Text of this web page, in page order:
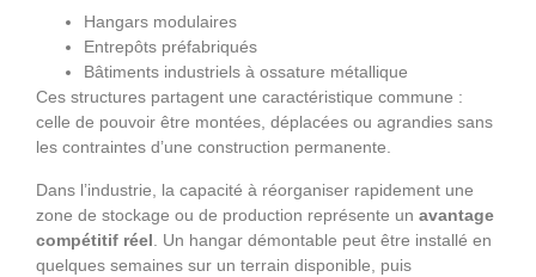
Hangars modulaires
Entrepôts préfabriqués
Bâtiments industriels à ossature métallique
Ces structures partagent une caractéristique commune :
celle de pouvoir être montées, déplacées ou agrandies sans
les contraintes d’une construction permanente.
Dans l’industrie, la capacité à réorganiser rapidement une
zone de stockage ou de production représente un avantage
compétitif réel . Un hangar démontable peut être installé en
quelques semaines sur un terrain disponible, puis